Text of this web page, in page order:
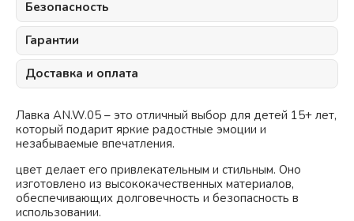
Безопасность
Гарантии
Доставка и оплата
Лавка AN.W.05 – это отличный выбор для детей 15+ лет,
который подарит яркие радостные эмоции и
незабываемые впечатления.
цвет делает его привлекательным и стильным. Оно
изготовлено из высококачественных материалов,
обеспечивающих долговечность и безопасность в
использовании.